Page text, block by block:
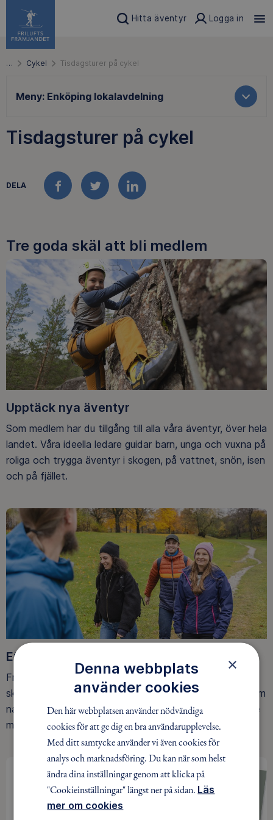
Hitta äventyr Logga in
… Cykel Tisdagsturer på cykel
Meny: Enköping lokalavdelning
Tisdagsturer på cykel
DELA
FACEBOOKTWITTERLINKEDIN
Tre goda skäl att bli medlem
Upptäck nya äventyr
Som medlem har du tillgång till alla våra äventyr, över hela
landet. Våra ideella ledare guidar barn, unga och vuxna på
roliga och trygga äventyr i skogen, på vattnet, snön, isen
och på fjället.
Ett friluftsliv för alla
Friluftsfrämjandet arbetar för att så många som möjligt
ska upptäcka den rörelseglädje och de hälsoeffekter som
naturen ger. Som medlem bidrar du också till vårt arbete
med att skydda allemansrätten.
×
Denna webbplats
använder cookies
Den här webbplatsen använder nödvändiga
cookies för att ge dig en bra användarupplevelse.
Med ditt samtycke använder vi även cookies för
analys och marknadsföring. Du kan när som helst
ändra dina inställningar genom att klicka på
"Cookieinställningar" längst ner på sidan. Läs
mer om cookies